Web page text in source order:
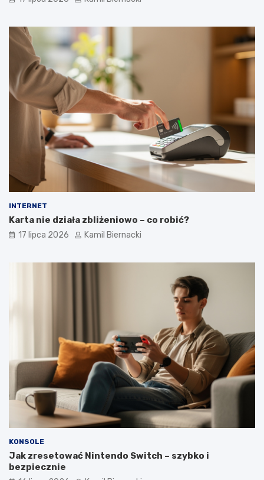
INTERNET
Karta nie działa zbliżeniowo – co robić?
17 lipca 2026 Kamil Biernacki
KONSOLE
Jak zresetować Nintendo Switch – szybko i
bezpiecznie